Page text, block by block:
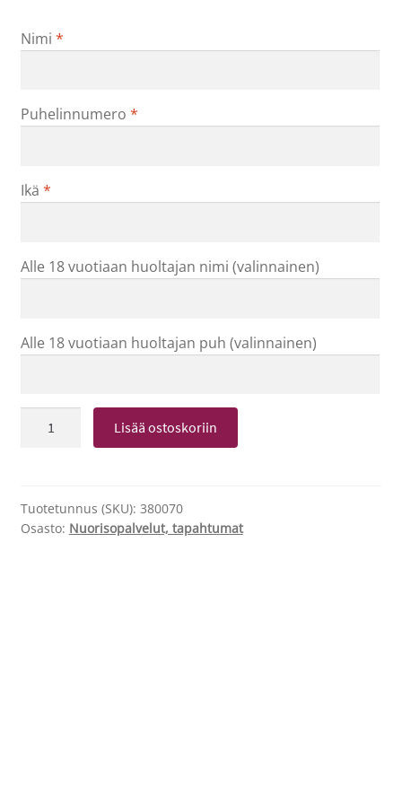
Nimi *
Puhelinnumero *
Ikä *
Alle 18 vuotiaan huoltajan nimi (valinnainen)
Alle 18 vuotiaan huoltajan puh (valinnainen)
määrä
Lisää ostoskoriin
Tuotetunnus (SKU): 380070
Osasto: Nuorisopalvelut, tapahtumat